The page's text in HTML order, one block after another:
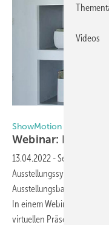
ShowMotion und The
Webinar: Digital
13.04.2022 -Seit Ende
Ausstellungssystemen, der
Ausstellungsbau auch
In einem Webinar erfährt
virtuellen Präsentation im
Videos